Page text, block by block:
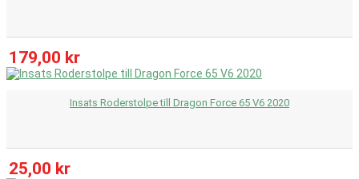
179,00 kr
Insats Roderstolpe till Dragon Force 65 V6 2020
25,00 kr